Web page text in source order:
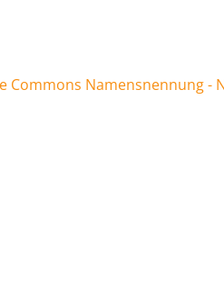
Commons Namensnennung -